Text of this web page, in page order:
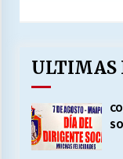
ULTIMAS